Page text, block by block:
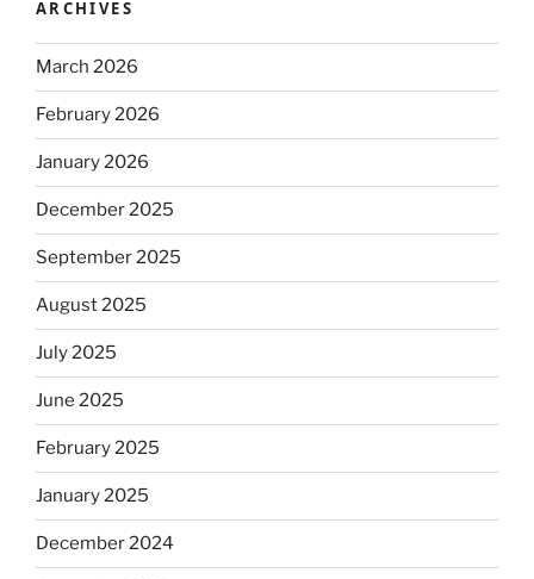
ARCHIVES
March 2026
February 2026
January 2026
December 2025
September 2025
August 2025
July 2025
June 2025
February 2025
January 2025
December 2024